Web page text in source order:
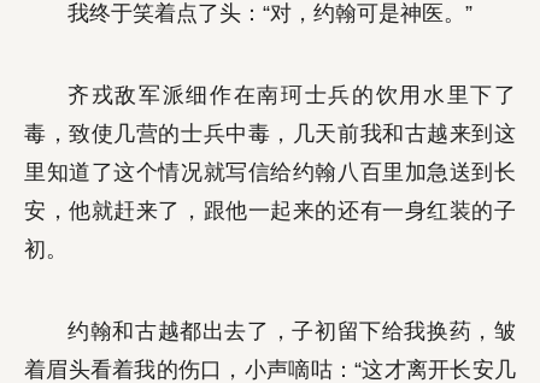
我终于笑着点了头：“对，约翰可是神医。”
齐戎敌军派细作在南珂士兵的饮用水里下了
毒，致使几营的士兵中毒，几天前我和古越来到这
里知道了这个情况就写信给约翰八百里加急送到长
安，他就赶来了，跟他一起来的还有一身红装的子
初。
约翰和古越都出去了，子初留下给我换药，皱
着眉头看着我的伤口，小声嘀咕：“这才离开长安几